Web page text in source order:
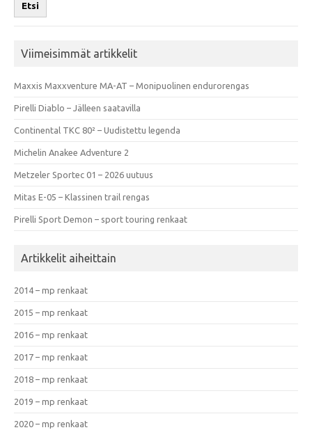
Etsi
Viimeisimmät artikkelit
Maxxis Maxxventure MA-AT – Monipuolinen endurorengas
Pirelli Diablo – Jälleen saatavilla
Continental TKC 80² – Uudistettu legenda
Michelin Anakee Adventure 2
Metzeler Sportec 01 – 2026 uutuus
Mitas E-05 – Klassinen trail rengas
Pirelli Sport Demon – sport touring renkaat
Artikkelit aiheittain
2014 – mp renkaat
2015 – mp renkaat
2016 – mp renkaat
2017 – mp renkaat
2018 – mp renkaat
2019 – mp renkaat
2020 – mp renkaat